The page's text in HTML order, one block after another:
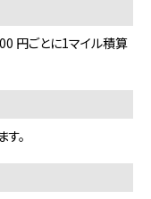
円ごとに1マイル積算
。